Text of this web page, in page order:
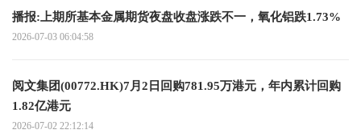
播报:上期所基本金属期货夜盘收盘涨跌不一，氧化铝跌1.73%
2026-07-03 06:04:58
阅文集团(00772.HK)7月2日回购781.95万港元，年内累计回购
1.82亿港元
2026-07-02 22:12:14